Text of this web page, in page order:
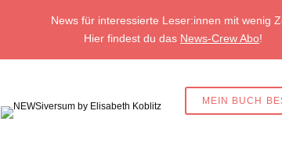
News für interessierte Leser:innen mit wenig
Hier findest du das News-Crew Abo!
MEIN BUCH